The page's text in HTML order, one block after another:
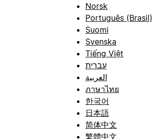
Norsk
Português (Brasil)
Suomi
Svenska
Tiếng Việt
עברית
العربية
ภาษาไทย
한국어
日本語
简体中文
繁體中文